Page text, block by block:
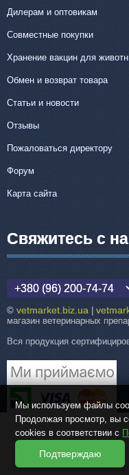
Дилерам и оптовикам
Совместные покупки
Хранение вакцин для
Обмен и возврат товара
Статьи и новости
Отзывы
Пожаловаться директору
Форум
Карта сайта
Свяжитесь с
+380 (96) 200-74-74
© vetmarket.biz.ua
магазин ветеринарных
Вся продукция
Мы используем файлы
Продолжая просмотр, вы
cookies в соответствии с
Подтверждаю